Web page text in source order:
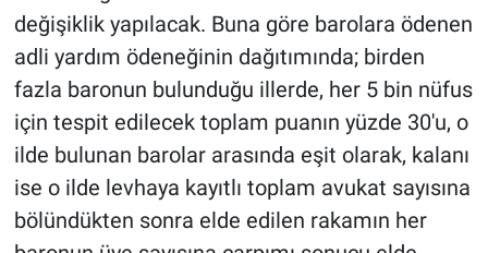
değişiklik yapılacak. Buna göre barolara ödenen
adli yardım ödeneğinin dağıtımında; birden
fazla baronun bulunduğu illerde, her 5 bin nüfus
için tespit edilecek toplam puanın yüzde 30'u, o
ilde bulunan barolar arasında eşit olarak, kalanı
ise o ilde levhaya kayıtlı toplam avukat sayısına
bölündükten sonra elde edilen rakamın her